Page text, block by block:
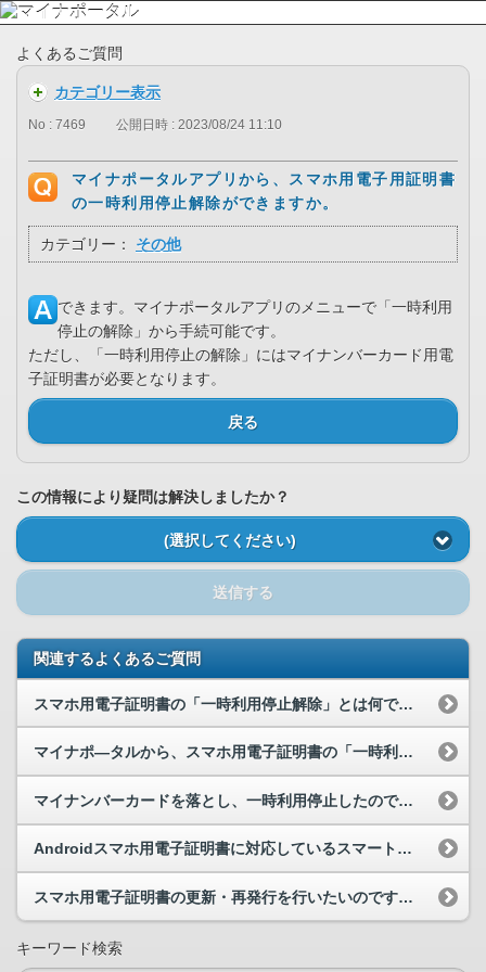
よくあるご質問
カテゴリー表示
No : 7469 公開日時 : 2023/08/24 11:10
マイナポータルアプリから、スマホ用電子用証明書
の一時利用停止解除ができますか。
カテゴリー： その他
できます。マイナポータルアプリのメニューで「一時利用
停止の解除」から手続可能です。
ただし、「一時利用停止の解除」にはマイナンバーカード用電
子証明書が必要となります。
戻る
この情報により疑問は解決しましたか？
(選択してください)
送信する
関連するよくあるご質問
スマホ用電子証明書の「一時利用停止解除」とは何ですか。
マイナポ―タルから、スマホ用電子証明書の「一時利用停止」の手続はできますか。
マイナンバーカードを落とし、一時利用停止したのですが、スマホ用電子証明書はどうなりますか。
Androidスマホ用電子証明書に対応しているスマートフォンを教えてください。
スマホ用電子証明書の更新・再発行を行いたいのですが、どうすればいいですか。
キーワード検索